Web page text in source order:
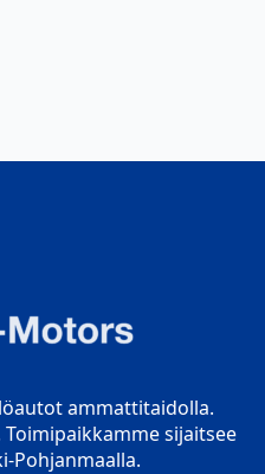
ammattitaidolla.
sijaitsee
Pohjanmaalla.